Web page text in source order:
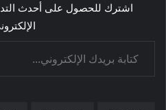
اشترك للحصول على أحدث